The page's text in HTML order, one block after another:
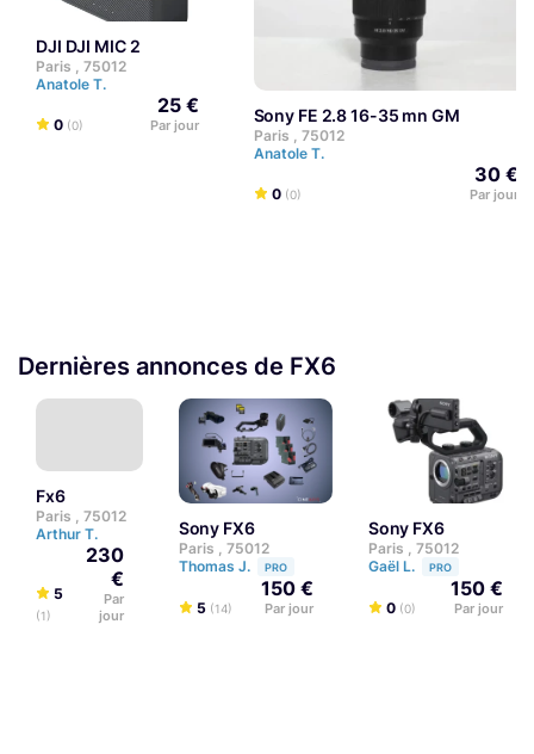
DJI DJI MIC 2
Paris , 75012
Anatole T.
0 (0)
25 €
Par jour Sony FE 2.8 16-35 mn GM
Paris , 75012
Anatole T.
0 (0)
30 €
Par jour
Dernières annonces de FX6
fx6
Paris , 75012
Arthur T.
5
(1)
230
€
Par
jour
Sony FX6
Paris , 75012
Thomas J.
PRO
5 (14)
150 €
Par jour
Sony FX6
Paris , 75012
Gaël L.
PRO
0 (0)
150 €
Par jour